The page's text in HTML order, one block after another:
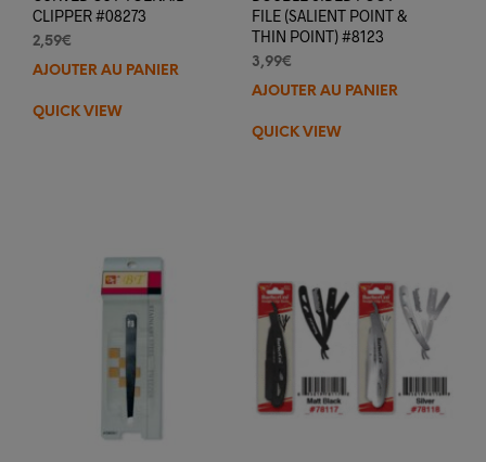
CLIPPER #08273
2,59€
AJOUTER AU PANIER
QUICK VIEW
FILE (SALIENT POINT &
THIN POINT) #8123
3,99€
AJOUTER AU PANIER
QUICK VIEW